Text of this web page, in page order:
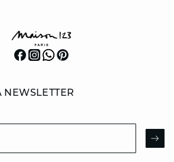
NEWSLETTER